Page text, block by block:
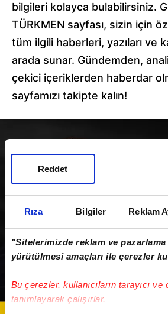
Rıza Bilgiler Reklam
"Sitelerimizde reklam ve
yürütülmesi amaçları ile çerezler
Bu çerezler, kullanıcıların tarayıcı ve
tanımlayarak çalışırlar.
Reddet
bilgileri kolayca bulabilirsiniz.
TÜRKMEN sayfası, sizin için
tüm ilgili haberleri, yazıları ve
arada sunar. Gündemden,
çekici içeriklerden haberdar
sayfamızı takipte kalın!